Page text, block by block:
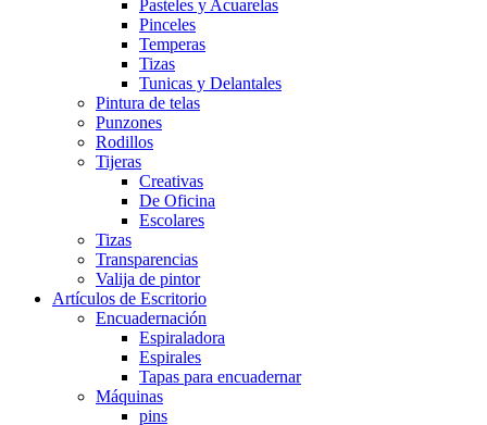
Pasteles y Acuarelas
Pinceles
Temperas
Tizas
Tunicas y Delantales
Pintura de telas
Punzones
Rodillos
Tijeras
Creativas
De Oficina
Escolares
Tizas
Transparencias
Valija de pintor
Artículos de Escritorio
Encuadernación
Espiraladora
Espirales
Tapas para encuadernar
Máquinas
pins